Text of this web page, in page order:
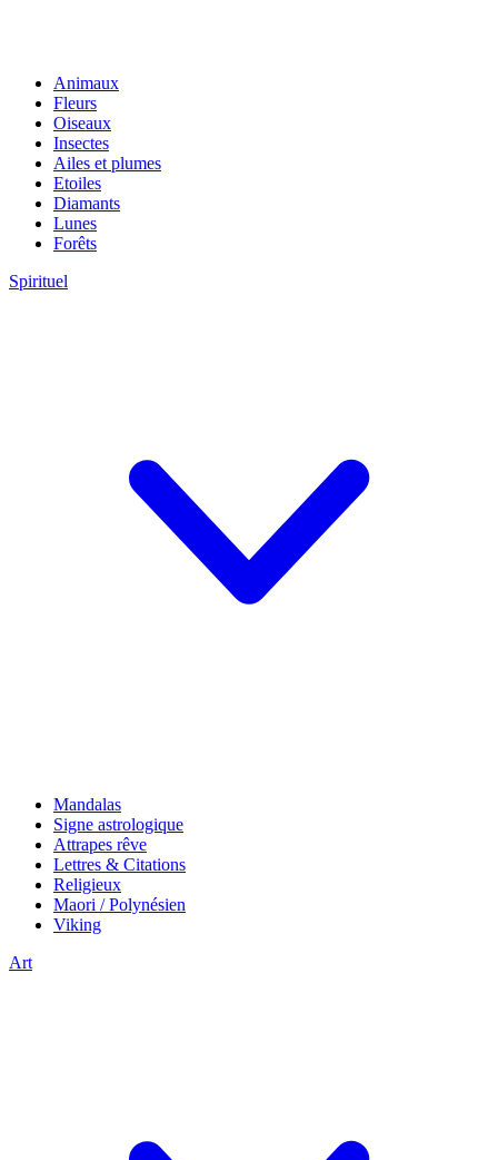
Animaux
Fleurs
Oiseaux
Insectes
Ailes et plumes
Etoiles
Diamants
Lunes
Forêts
Spirituel
Mandalas
Signe astrologique
Attrapes rêve
Lettres & Citations
Religieux
Maori / Polynésien
Viking
Art